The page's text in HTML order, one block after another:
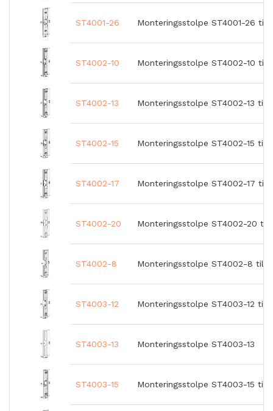
ST4001-26 Monteringsstolpe ST4001-26 till
ST4002-10 Monteringsstolpe ST4002-10 till
ST4002-13 Monteringsstolpe ST4002-13 till
ST4002-15 Monteringsstolpe ST4002-15 till
ST4002-17 Monteringsstolpe ST4002-17 till
ST4002-20 Monteringsstolpe ST4002-20 till
ST4002-8 Monteringsstolpe ST4002-8 till
ST4003-12 Monteringsstolpe ST4003-12 till
ST4003-13 Monteringsstolpe ST4003-13
ST4003-15 Monteringsstolpe ST4003-15 till